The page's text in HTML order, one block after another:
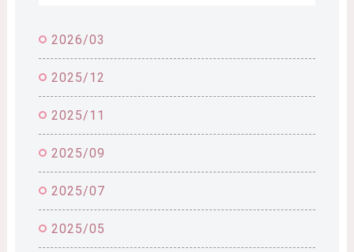
2026/03
2025/12
2025/11
2025/09
2025/07
2025/05